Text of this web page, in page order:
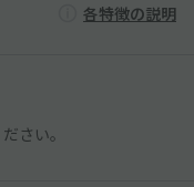
各特徴の説明
さい。